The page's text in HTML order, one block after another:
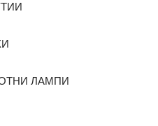
ЛАМПИ